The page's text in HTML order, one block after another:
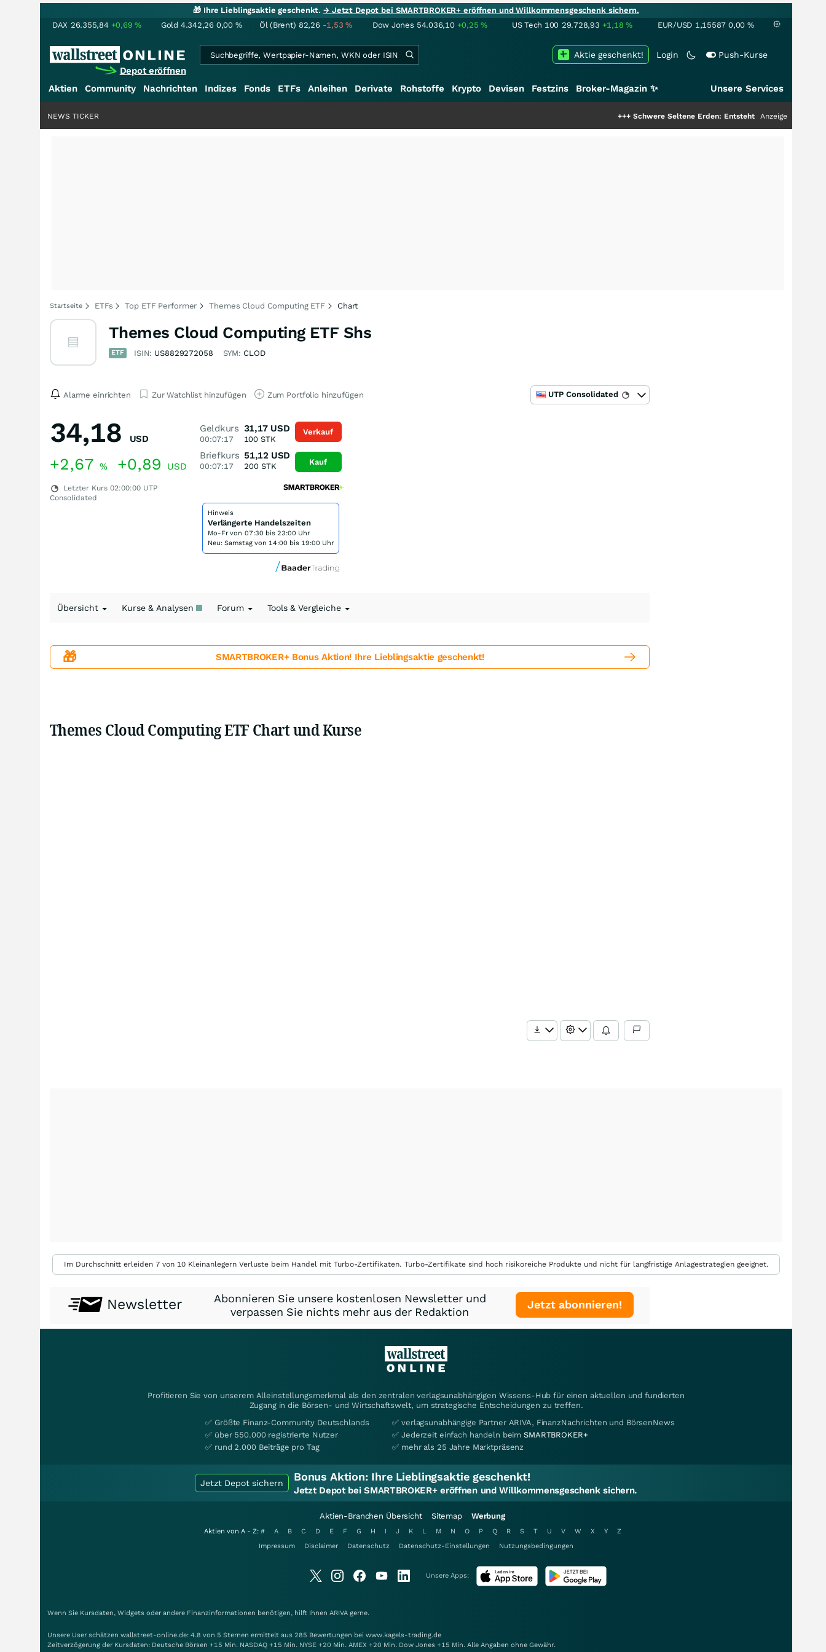
🎁 Ihre Lieblingsaktie geschenkt.→ Jetzt Depot bei SMARTBROKER+ eröffnen und Willkommensgeschenk sichern.
DAX 26.355,84 +0,69% Gold 4.342,26 0,00 % Öl (Brent) 82,26 -1,53% Dow Jones 54.036,10 +0,25% US Tech 100 29.728,93 +1,18% EUR/USD 1,15587 0,00 %
Depot eröffnen
Login Push-Kurse
Aktie geschenkt!
Aktien Community Nachrichten Indizes Fonds ETFs Anleihen Derivate Rohstoffe Krypto Devisen Festzins Broker-Magazin ✨ Unsere Services
Schwere Seltene Erden: Entsteht hier die nächste
Anzeige
NEWS TICKER
Startseite ETFs Top ETF Performer Themes Cloud Computing ETF Chart
Themes Cloud Computing ETF Shs
ETF ISIN: US8829272058 SYM: CLOD
Alarme einrichten Zur Watchlist hinzufügen Zum Portfolio hinzufügen UTP Consolidated
34,18 USD
+2,67 % +0,89 USD
Letzter Kurs 02:00:00 UTP
Consolidated
Geldkurs
00:07:17
31,17 USD
100 STK
Briefkurs
00:07:17
51,12 USD
200STK
Verkauf
Kauf
Hinweis
Verlängerte Handelszeiten
Mo-Fr von 07:30 bis 23:00 Uhr
Neu: Samstag von 14:00 bis 19:00 Uhr
Übersicht Kurse & Analysen Forum Tools & Vergleiche
🎁 SMARTBROKER+ Bonus Aktion! Ihre Lieblingsaktie geschenkt!
Themes Cloud Computing ETF Chart und Kurse
Im Durchschnitt erleiden 7 von 10 Kleinanlegern Verluste beim Handel mit Turbo-Zertifikaten. Turbo-Zertifikate sind hoch risikoreiche Produkte und nicht für langfristige Anlagestrategien geeignet.
Newsletter
Abonnieren Sie unsere kostenlosen Newsletter und
verpassen Sie nichts mehr aus der Redaktion
Jetzt abonnieren!
Profitieren Sie von unserem Alleinstellungsmerkmal als den zentralen verlagsunabhängigen Wissens-Hub für einen aktuellen und fundierten
Zugang in die Börsen- und Wirtschaftswelt, um strategische Entscheidungen zu treffen.
✅ Größte Finanz-Community Deutschlands
✅ über 550.000 registrierte Nutzer
✅ rund 2.000 Beiträge pro Tag
✅ verlagsunabhängige Partner ARIVA, FinanzNachrichten und BörsenNews
✅ Jederzeit einfach handeln beimSMARTBROKER+
✅ mehr als 25 Jahre Marktpräsenz
Jetzt Depot sichern Bonus Aktion: Ihre Lieblingsaktie geschenkt!
Jetzt Depot bei SMARTBROKER+ eröffnen und Willkommensgeschenk sichern.
Aktien-Branchen Übersicht Sitemap Werbung
Aktien von A - Z: # A B C D E F G H I J K L M N O P Q R S T U V W X Y
Z
Impressum
Disclaimer Datenschutz Datenschutz-Einstellungen Nutzungsbedingungen
Unsere Apps:
Wenn Sie Kursdaten, Widgets oder andere Finanzinformationen benötigen, hilft Ihnen ARIVA gerne.
Unsere User schätzen wallstreet-online.de: 4.8 von 5 Sternen ermittelt aus 285 Bewertungen bei www.kagels-trading.de
Zeitverzögerung der Kursdaten: Deutsche Börsen +15 Min. NASDAQ +15 Min. NYSE +20 Min. AMEX +20 Min. Dow Jones +15 Min. Alle Angaben ohne Gewähr.